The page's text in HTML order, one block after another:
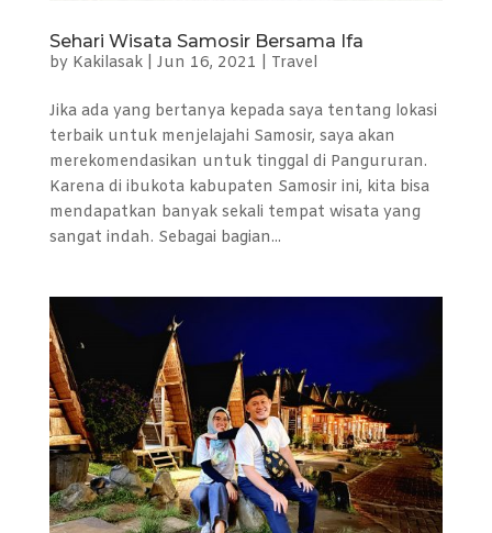
Sehari Wisata Samosir Bersama Ifa
by Kakilasak| Jun 16, 2021 Travel
Jika ada yang bertanya kepada saya tentang lokasi
terbaik untuk menjelajahi Samosir, saya akan
merekomendasikan untuk tinggal di Pangururan.
Karena di ibukota kabupaten Samosir ini, kita bisa
mendapatkan banyak sekali tempat wisata yang
sangat indah. Sebagai bagian...